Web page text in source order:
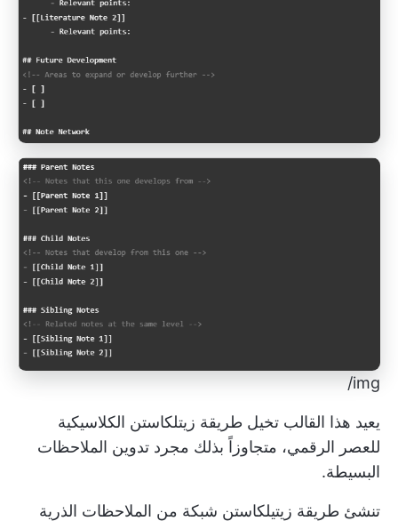
img/
يعيد هذا القالب تخيل طريقة زيتلكاستن الكلاسيكية
للعصر الرقمي، متجاوزاً بذلك مجرد تدوين الملاحظات
البسيطة.
تنشئ طريقة زيتيلكاستن شبكة من الملاحظات الذرية